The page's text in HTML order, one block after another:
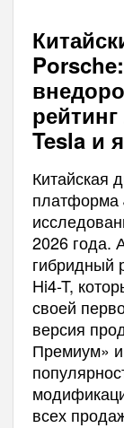
Tesla и
Китайская
платформа
2026 года.
гибридный
Hi4-T,
своей
версия
Премиум»
всех